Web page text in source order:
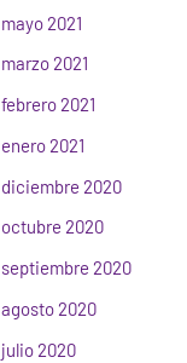
mayo 2021
marzo 2021
febrero 2021
enero 2021
diciembre 2020
octubre 2020
septiembre 2020
agosto 2020
julio 2020